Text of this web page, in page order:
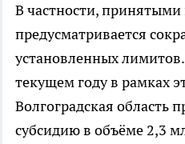
В частности,
предусматривается
установленных
текущем году в рамках
Волгоградская область
субсидию в объёме 2,3